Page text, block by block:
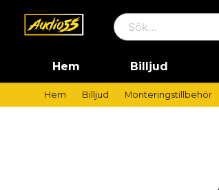
Hem Billjud
Hem Billjud Monteringstillbehör